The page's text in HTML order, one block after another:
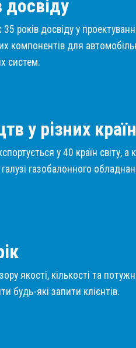
досвіду
35 років досвіду у
компонентів для
систем.
у різних
у 40 країн світу,
газобалонного
якості, кількості та
будь-які запити клієнтів.